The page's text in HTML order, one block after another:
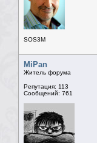
SOS3M
MiPan
Житель форума
Репутация: 113
Сообщений: 761